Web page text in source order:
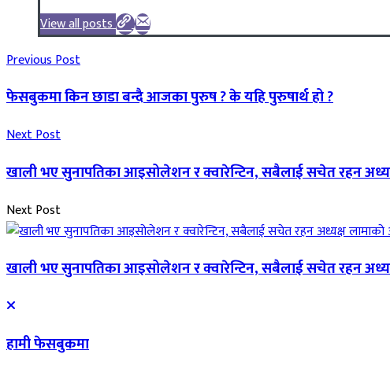
View all posts
Previous Post
फेसबुकमा किन छाडा बन्दै आजका पुरुष ? के यहि पुरुषार्थ हो ?
Next Post
खाली भए सुनापतिका आइसोलेशन र क्वारेन्टिन, सबैलाई सचेत रहन
Next Post
खाली भए सुनापतिका आइसोलेशन र क्वारेन्टिन, सबैलाई सचेत रहन
हामी फेसबुकमा